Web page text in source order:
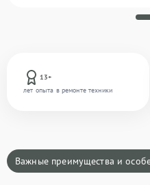
13+
лет опыта в ремонте техники
Важные преимущества и